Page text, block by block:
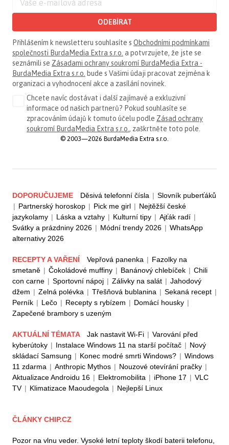
ODEBÍRAT
Přihlášením k newsletteru souhlasíte s Obchodními podmínkami
společnosti BurdaMedia Extra s.r.o. a potvrzujete, že jste se
seznámili se Zásadami ochrany soukromí BurdaMedia Extra -
BurdaMedia Extra s.r.o. bude s Vašimi údaji pracovat zejména k
organizaci a vyhodnocení akce a zasílání novinek.
Chcete navíc dostávat i další zajímavé a exkluzivní
informace od našich partnerů? Pokud souhlasíte se
zpracováním údajů k tomuto účelu podle Zásad ochrany
soukromí BurdaMedia Extra s.r.o. , zaškrtněte toto pole.
© 2003—2026 BurdaMedia Extra s.r.o.
DOPORUČUJEME Děsivá telefonní čísla | Slovník puberťáků
| Partnerský horoskop | Pick me girl | Nejtěžší české
jazykolamy | Láska a vztahy | Kulturní tipy | Ajťák radí |
Svátky a prázdniny 2026 | Módní trendy 2026 | WhatsApp
alternativy 2026
RECEPTY A VAŘENÍ Vepřová panenka | Fazolky na
smetaně | Čokoládové muffiny | Banánový chlebíček | Chili
con carne | Sportovní nápoj | Zálivky na salát | Jahodový
džem | Zelná polévka | Třešňová bublanina | Sekaná recept |
Perník | Lečo | Recepty s rybízem | Domácí housky |
Zapečené brambory s uzeným
AKTUÁLNÍ TÉMATA Jak nastavit Wi-Fi | Varování před
kyberútoky | Instalace Windows 11 na starší počítač | Nový
skládací Samsung | Konec modré smrti Windows? | Windows
11 zdarma | Anthropic Mythos | Nouzové otevírání pračky |
Aktualizace Androidu 16 | Elektromobilita | iPhone 17 | VLC
TV | Klimatizace Maoudegola | Nejlepší Linux
ČLÁNKY CHIP.CZ
Pozor na vlnu veder. Vysoké letní teploty škodí baterii telefonu,